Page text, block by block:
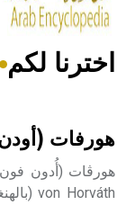
هل تعلم أن
اخترنا لكم
هورفات